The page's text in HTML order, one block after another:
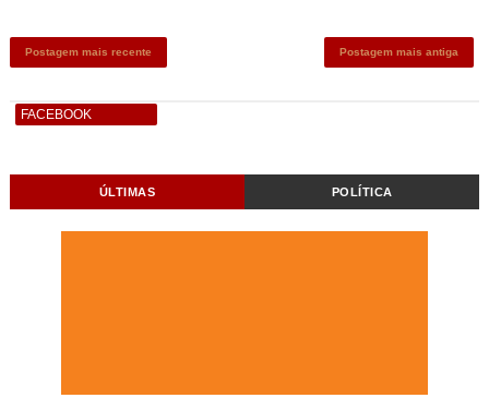
Postagem mais recente Postagem mais antiga
FACEBOOK
ÚLTIMAS POLÍTICA